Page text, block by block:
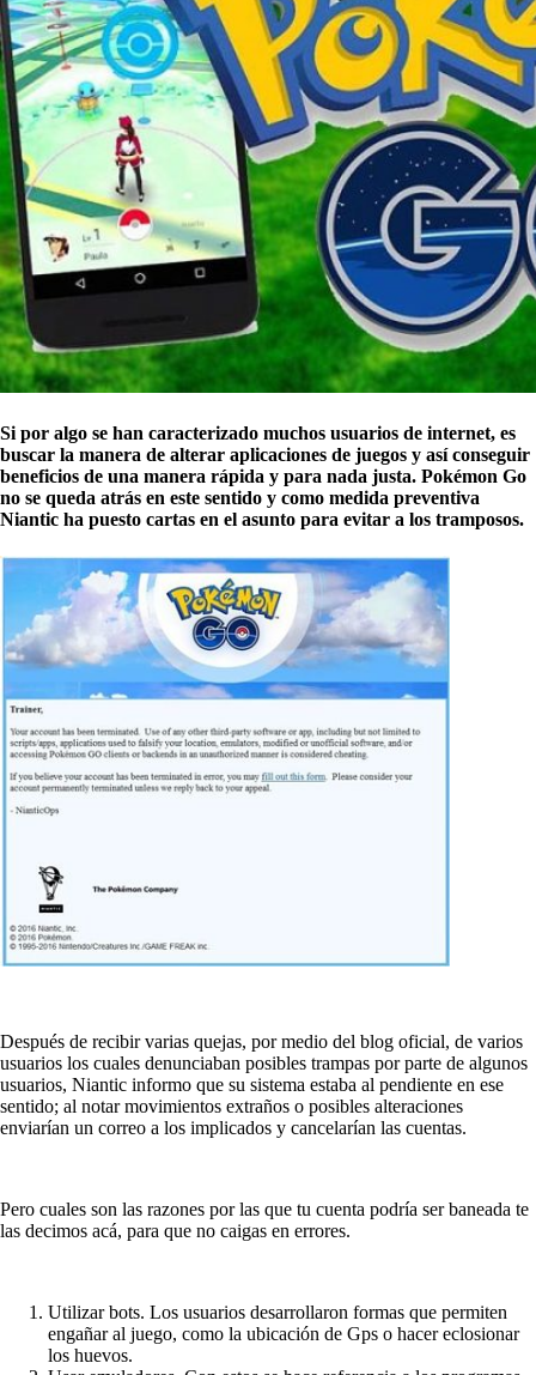
Si por algo se han caracterizado muchos usuarios de internet, es
buscar la manera de alterar aplicaciones de juegos y así conseguir
beneficios de una manera rápida y para nada justa. Pokémon Go
no se queda atrás en este sentido y como medida preventiva
Niantic ha puesto cartas en el asunto para evitar a los tramposos.
Después de recibir varias quejas, por medio del blog oficial, de varios
usuarios los cuales denunciaban posibles trampas por parte de algunos
usuarios, Niantic informo que su sistema estaba al pendiente en ese
sentido; al notar movimientos extraños o posibles alteraciones
enviarían un correo a los implicados y cancelarían las cuentas.
Pero cuales son las razones por las que tu cuenta podría ser baneada te
las decimos acá, para que no caigas en errores.
Utilizar bots. Los usuarios desarrollaron formas que permiten
engañar al juego, como la ubicación de Gps o hacer eclosionar
los huevos.